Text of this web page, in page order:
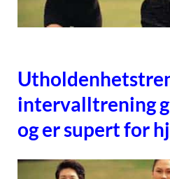
intervalltrening
og er supert for